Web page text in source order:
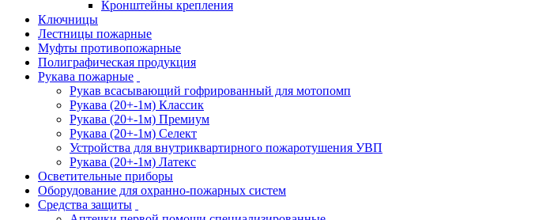
Кронштейны крепления
Ключницы
Лестницы пожарные
Муфты противопожарные
Полиграфическая продукция
Рукава пожарные
Рукав всасывающий гофрированный для мотопомп
Рукава (20+-1м) Классик
Рукава (20+-1м) Премиум
Рукава (20+-1м) Селект
Устройства для внутриквартирного пожаротушения УВП
Рукава (20+-1м) Латекс
Осветительные приборы
Оборудование для охранно-пожарных систем
Средства защиты